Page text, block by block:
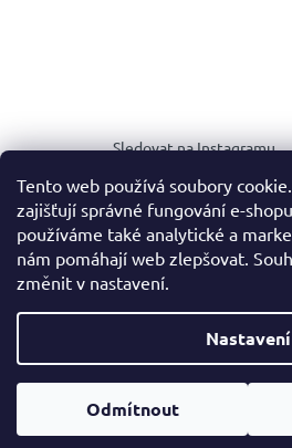
Tento web používá soubory
zajišťují správné fungování e-
používáme také analytické a
nám pomáhají web zlepšovat.
změnit v nastavení.
Nastavení
Odmítnout
Sledovat na Instagramu
MEDIA KIT
Vytvořil
Copyright 2026NOALE.. Všechna